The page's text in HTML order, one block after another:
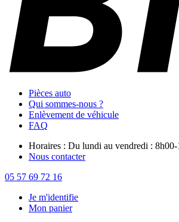
Pièces auto
Qui sommes-nous ?
Enlèvement de véhicule
FAQ
Horaires : Du lundi au vendredi :
Nous contacter
05 57 69 72 16
Je m'identifie
Mon panier